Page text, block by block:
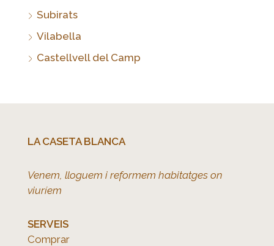
Subirats
Vilabella
Castellvell del Camp
LA CASETA BLANCA
Venem, lloguem i reformem habitatges on
viuríem
SERVEIS
Comprar